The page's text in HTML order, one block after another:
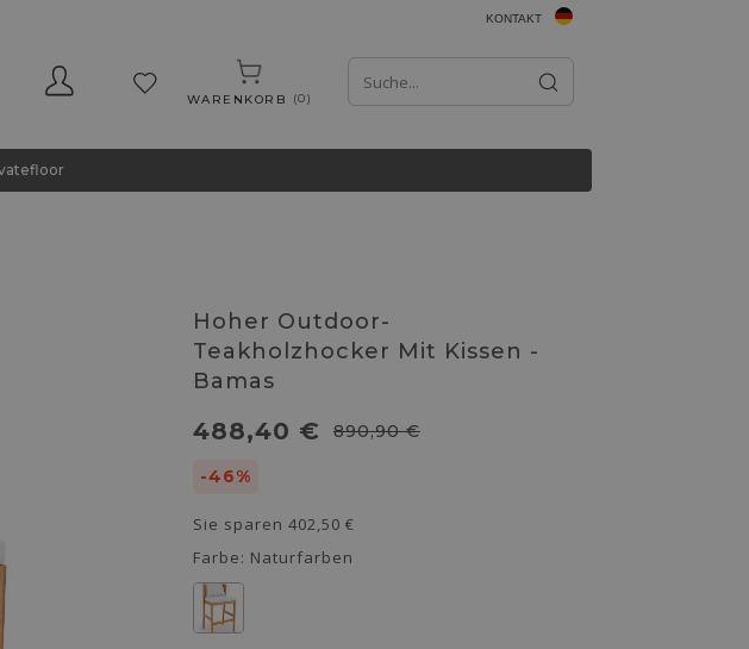
KONTAKT
WARENKORB 0
Hoher Outdoor-
Teakholzhocker Mit Kissen -
Bamas
488,40 € 890,90 €
-46%
Sie sparen 402,50 €
Farbe: Naturfarben